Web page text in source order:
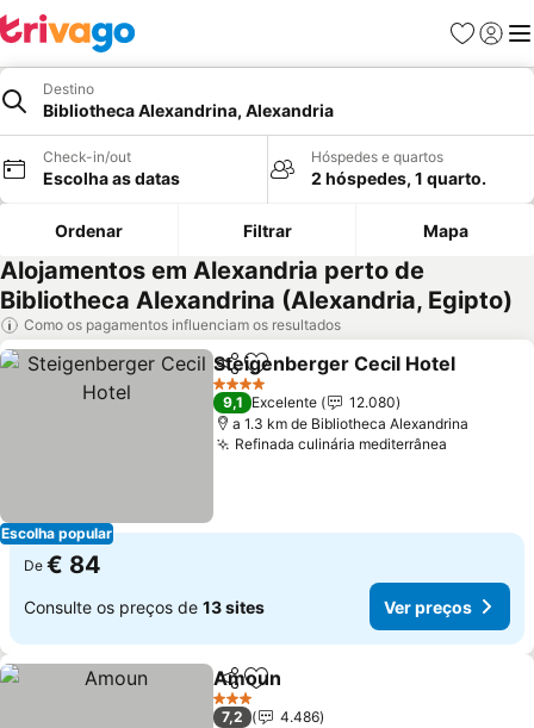
Favoritos
Iniciar
Destino
Bibliotheca Alexandrina, Alexandria
Check-in/out
Escolha as datas
Hóspedes e quartos
2 hóspedes, 1 quarto.
Ordenar Filtrar Mapa
Alojamentos em Alexandria perto de
Bibliotheca Alexandrina (Alexandria, Egipto)
Como os pagamentos influenciam os resultados
Escolha popular
PartilharAdicionar aos favoritos
Steigenberger Cecil Hotel
4 Estrelas
9,1 Excelente
12.080
a 1.3 km de Bibliotheca Alexandrina
Refinada culinária mediterrânea
De € 84
Consulte os preços de 13 sites Ver preços
PartilharAdicionar aos favoritos
Amoun
3 Estrelas
7,2
4.486